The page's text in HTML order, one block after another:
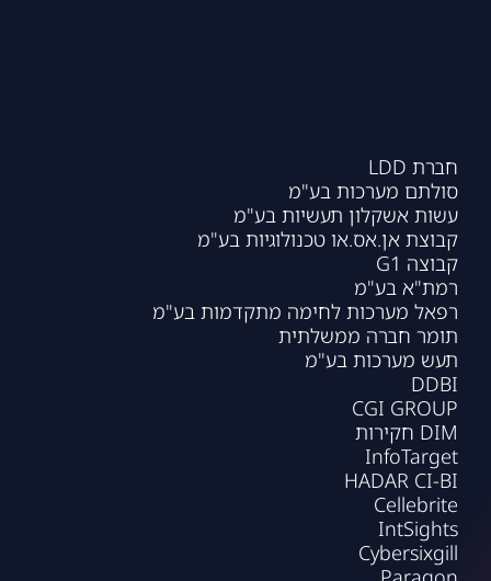
חברת LDD
סולתם מערכות בע"מ
עשות אשקלון תעשיות בע"מ
קבוצת אן.אס.או טכנולוגיות בע"מ
קבוצה G1
רמת"א בע"מ
רפאל מערכות לחימה מתקדמות בע"מ
תומר חברה ממשלתית
תעש מערכות בע"מ
DDBI
CGI GROUP
DIM חקירות
InfoTarget
HADAR CI-BI
Cellebrite
IntSights
Cybersixgill